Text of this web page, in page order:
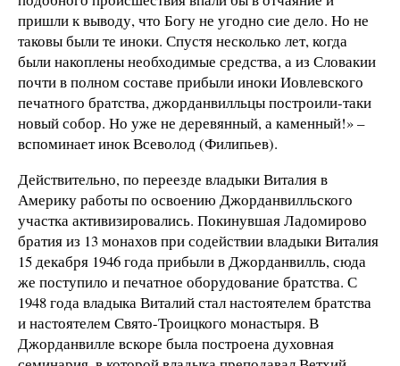
пришли к выводу, что Богу не угодно сие дело. Но не
таковы были те иноки. Спустя несколько лет, когда
были накоплены необходимые средства, а из Словакии
почти в полном составе прибыли иноки Иовлевского
печатного братства, джорданвилльцы построили-таки
новый собор. Но уже не деревянный, а каменный!» –
вспоминает инок Всеволод (Филипьев).
Действительно, по переезде владыки Виталия в
Америку работы по освоению Джорданвилльского
участка активизировались. Покинувшая Ладомирово
братия из 13 монахов при содействии владыки Виталия
15 декабря 1946 года прибыли в Джорданвилль, сюда
же поступило и печатное оборудование братства. С
1948 года владыка Виталий стал настоятелем братства
и настоятелем Свято-Троицкого монастыря. В
Джорданвилле вскоре была построена духовная